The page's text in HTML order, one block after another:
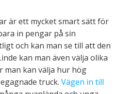
är ett mycket smart sätt för
in pengar på sin
och kan man se till att den
kan man även välja olika
man kan välja hur hög
truck. Vägen in till